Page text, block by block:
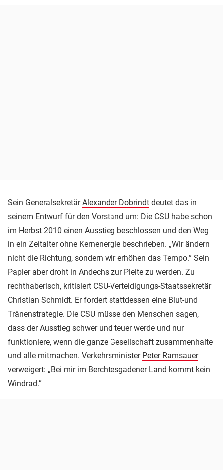
Sein GeneralsekretärAlexander Dobrindt deutet das in
seinem Entwurf für den Vorstand um: Die CSU habe schon
im Herbst 2010 einen Ausstieg beschlossen und den Weg
in ein Zeitalter ohne Kernenergie beschrieben. „Wir ändern
nicht die Richtung, sondern wir erhöhen das Tempo.” Sein
Papier aber droht in Andechs zur Pleite zu werden. Zu
rechthaberisch, kritisiert CSU-Verteidigungs-Staatssekretär
Christian Schmidt. Er fordert stattdessen eine Blut-und
Tränenstrategie. Die CSU müsse den Menschen sagen,
dass der Ausstieg schwer und teuer werde und nur
funktioniere, wenn die ganze Gesellschaft zusammenhalte
und alle mitmachen. Verkehrsminister Peter Ramsauer
verweigert: „Bei mir im Berchtesgadener Land kommt kein
Windrad.”